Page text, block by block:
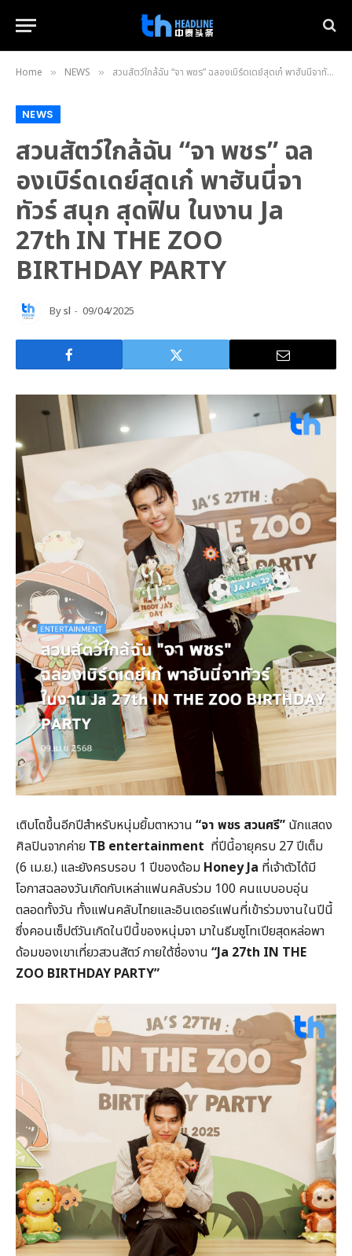
Home » NEWS » สวนสัตว์ใกล้ฉัน “จา พชร” ฉลองเบิร์ดเดย์สุดเก๋ พาฮันนี่จาทัวร์ สนุก สุดฟิน ในงาน Ja 27th IN THE ZOO BIRTHDAY PARTY
NEWS
สวนสัตว์ใกล้ฉัน “จา พชร” ฉล
องเบิร์ดเดย์สุดเก๋ พาฮันนี่จา
ทัวร์ สนุก สุดฟิน ในงาน Ja
27th IN THE ZOO
BIRTHDAY PARTY
Bysl 09/04/2025
เติบโตขึ้นอีกปีสำหรับหนุ่มยิ้มตาหวาน “จา พชร สวนศรี” นักแสดง
ศิลปินจากค่าย TB entertainment ที่ปีนี้อายุครบ 27 ปีเต็ม
(6 เม.ย.) และยังครบรอบ 1 ปีของด้อม Honey Ja ที่เจ้าตัวได้มี
โอกาสฉลองวันเกิดกับเหล่าแฟนคลับร่วม 100 คนแบบอบอุ่น
ตลอดทั้งวัน ทั้งแฟนคลับไทยและอินเตอร์แฟนที่เข้าร่วมงานในปีนี้
ซึ่งคอนเซ็ปต์วันเกิดในปีนี้ของหนุ่มจา มาในธีมซูโทเปียสุดหล่อพา
ด้อมของเขาเที่ยวสวนสัตว์ ภายใต้ชื่องาน “Ja 27th IN THE
ZOO BIRTHDAY PARTY”